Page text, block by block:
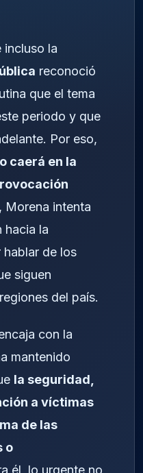
incluso la
reconoció
que el tema
periodo y que
Por eso,
caerá en la
Morena intenta
hacia la
de los
siguen
del país.
con la
mantenido
la seguridad,
a víctimas
de las
o